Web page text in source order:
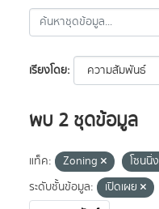
เรียงโดย
พบ 2 ชุดข้อมูล
แท็ค: Zoning โซนนิ่ง
ระดับชั้นข้อมูล:
เปิดเผย